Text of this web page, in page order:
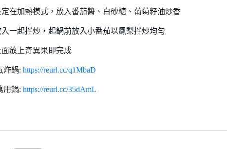
在加熱模式，放入番茄醬、白砂糖、葡萄籽油炒香
入一起拌炒，起鍋前放入小番茄以鳳梨拌炒均勻
放上奇異果即完成
炸鍋: https://reurl.cc/q1MbaD
用鍋: https://reurl.cc/35dAmL